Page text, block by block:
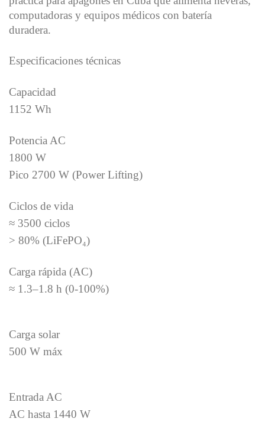
computadoras y equipos médicos con batería
duradera.
Especificaciones técnicas
Capacidad
1152 Wh
Potencia AC
1800 W
Pico 2700 W (Power Lifting)
Ciclos de vida
≈ 3500 ciclos
> 80% (LiFePO₄)
Carga rápida (AC)
≈ 1.3–1.8 h (0-100%)
Carga solar
500 W máx
Entrada AC
AC hasta 1440 W